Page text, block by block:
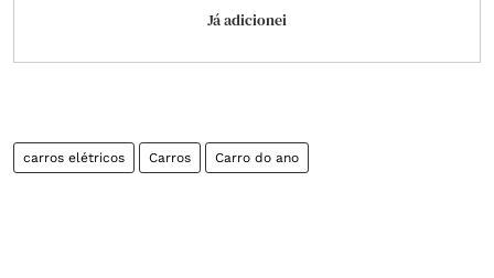
Já adicionei
carros elétricos Carros Carro do ano